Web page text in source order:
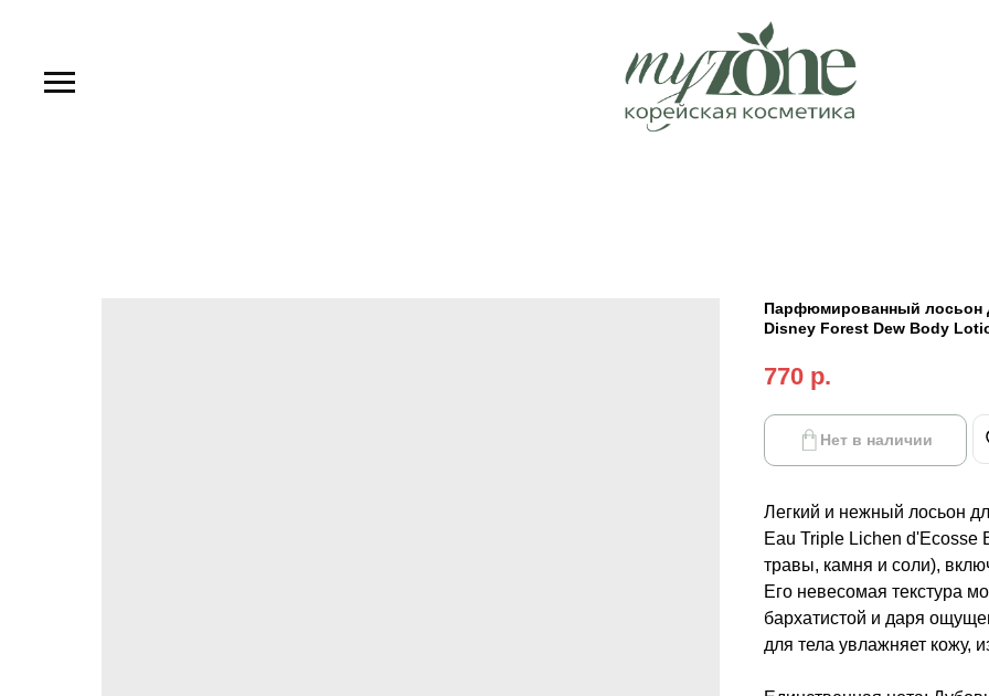
Парфюмированный лосьон
Disney Forest Dew Body
770 р.
Нет в наличии
Легкий и нежный лосьон
Eau Triple Lichen d'Ecosse
травы, камня и соли),
Его невесомая текстура
бархатистой и даря
для тела увлажняет кожу,